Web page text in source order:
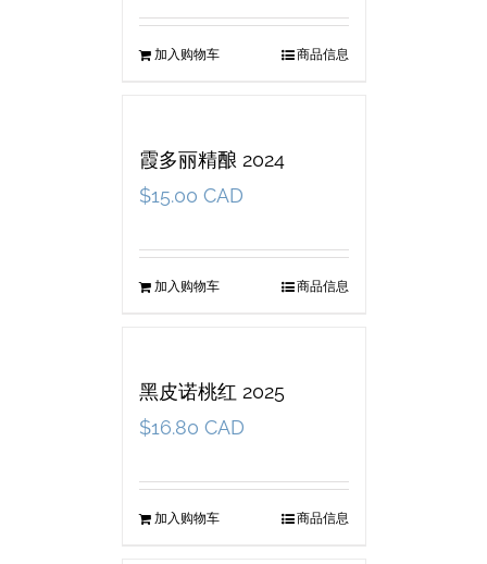
加入购物车 商品信息
霞多丽精酿 2024
$15.00 CAD
加入购物车 商品信息
黑皮诺桃红 2025
$16.80 CAD
加入购物车 商品信息